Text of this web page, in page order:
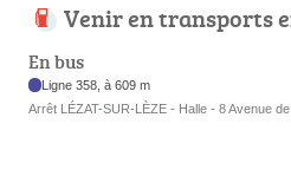
Venir en transports
En bus
Ligne 358, à 609 m
Arrêt LÉZAT-SUR-LÈZE - Halle - 8 Avenue